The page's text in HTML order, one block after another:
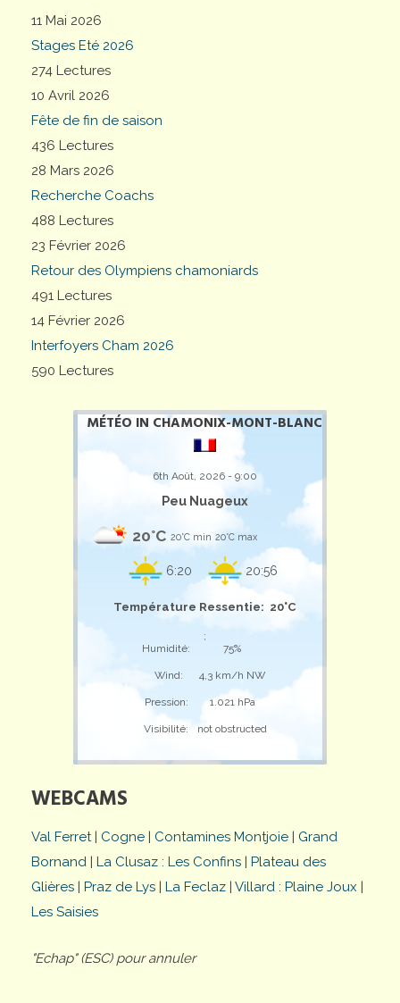
11 Mai 2026
Stages Eté 2026
274 Lectures
10 Avril 2026
Fête de fin de saison
436 Lectures
28 Mars 2026
Recherche Coachs
488 Lectures
23 Février 2026
Retour des Olympiens chamoniards
491 Lectures
14 Février 2026
Interfoyers Cham 2026
590 Lectures
MÉTÉO IN CHAMONIX-MONT-BLANC
6th Août, 2026 - 9:00
Peu Nuageux
20°C 20°C min 20°C max
6:20 20:56
Température Ressentie: 20°C
;
Humidité:
75%
Wind: 4,3 km/h NW
Pression: 1.021 hPa
Visibilité: not obstructed
WEBCAMS
Val Ferret| Cogne | Contamines Montjoie | Grand
Bornand | La Clusaz : Les Confins | Plateau des
Glières | Praz de Lys | La Feclaz | Villard : Plaine Joux |
Les Saisies
"Echap" (ESC) pour annuler